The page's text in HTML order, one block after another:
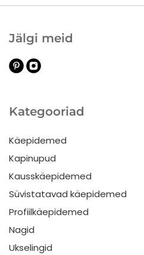
Kategooriad
Käepidemed
Kapinupud
Kausskäepidemed
Süvistatavad käepidemed
Profiilkäepidemed
Nagid
Ukselingid
Jälgi meid